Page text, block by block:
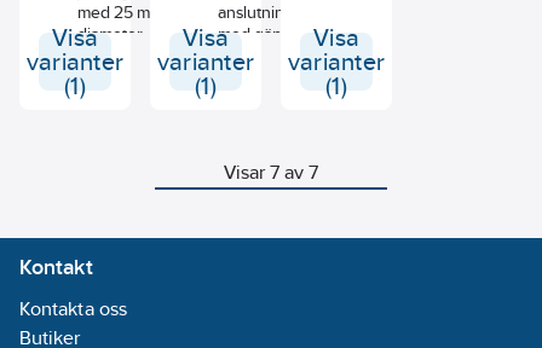
120/130.
med 25 mm
diameter.
Visa
varianter
(1)
anslutning
med gängad
fastsättning.
Visa
varianter
(1)
Visa
varianter
(1)
Visar 7 av 7
Kontakt
Kontakta oss
Butiker